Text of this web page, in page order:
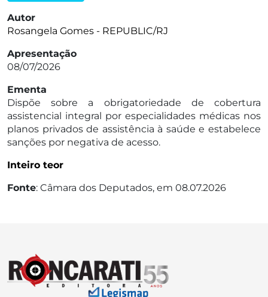
Autor
Rosangela Gomes - REPUBLIC/RJ
Apresentação
08/07/2026
Ementa
Dispõe sobre a obrigatoriedade de cobertura
assistencial integral por especialidades médicas nos
planos privados de assistência à saúde e estabelece
sanções por negativa de acesso.
Inteiro teor
Fonte: Câmara dos Deputados, em 08.07.2026